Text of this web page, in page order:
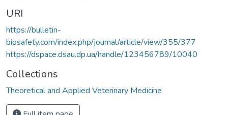
URI
https://bulletin-
biosafety.com/index.php/journal/article/view/355/377
https://dspace.dsau.dp.ua/handle/123456789/10040
Collections
Theoretical and Applied Veterinary Medicine